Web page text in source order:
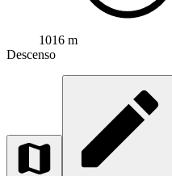
1016 m
Descenso